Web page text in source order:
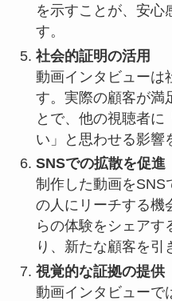
を示すことが、安心
す。
社会的証明の活用
動画インタビューは
す。実際の顧客が満
とで、他の視聴者に
い」と思わせる影響
SNSでの拡散を促進
制作した動画をSNS
の人にリーチする機
らの体験をシェアす
り、新たな顧客を引
視覚的な証拠の提供
動画インタビューで